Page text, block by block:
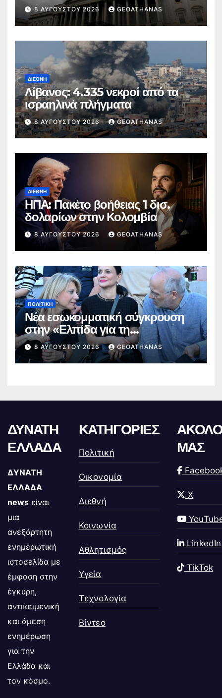
8 ΑΥΓΟΎΣΤΟΥ 2026 GEOATHANAS
ΔΙΕΘΝΉ
Λίβανος: 4.335 νεκροί από τα
ισραηλινά πλήγματα
8 ΑΥΓΟΎΣΤΟΥ 2026 GEOATHANAS
ΔΙΕΘΝΉ
ΗΠΑ: Πακέτο βοήθειας 1 δισ.
δολαρίων στην Κολομβία
8 ΑΥΓΟΎΣΤΟΥ 2026 GEOATHANAS
ΠΟΛΙΤΙΚΉ
Νέα εσωκομματική σύγκρουση
στην «Ελπίδα για τη
Δημοκρατία»
8 ΑΥΓΟΎΣΤΟΥ 2026 GEOATHANAS
ΔΥΝΑΤΗ
ΕΛΛΑΔΑ
ΔΥΝΑΤΗ
ΕΛΛΑΔΑ
news είναι
μια
ανεξάρτητη
ενημερωτική
ιστοσελίδα με
έμφαση στην
έγκυρη,
αντικειμενική
και άμεση
ενημέρωση
για την
Ελλάδα και
τον κόσμο.
ΚΑΤΗΓΟΡΙΕΣ
Πολιτική
Οικονομία
Διεθνή
Κοινωνία
Αθλητισμός
Υγεία
Τεχνολογία
Βίντεο
ΜΑΣ
X
LinkedIn
TikTok